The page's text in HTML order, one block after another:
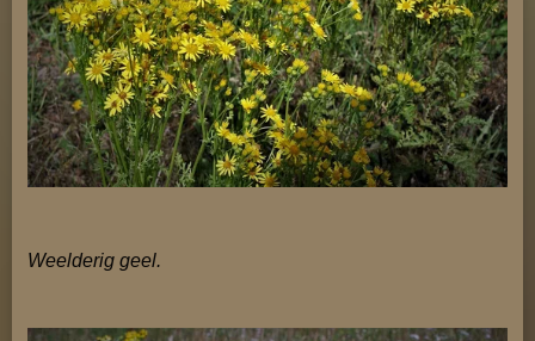
Weelderig geel.